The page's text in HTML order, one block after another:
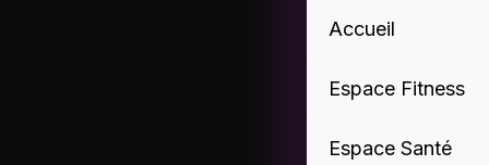
Accueil
Espace Fitness
Espace Santé